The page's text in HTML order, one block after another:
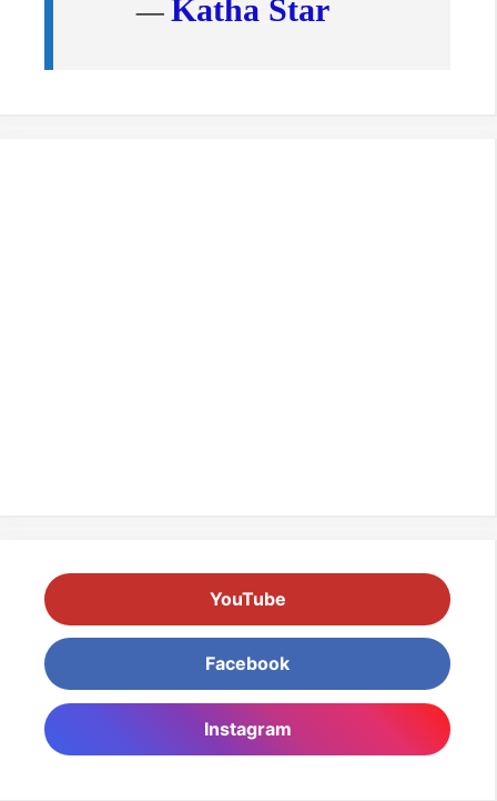
— Katha Star
YouTube
Facebook
Instagram